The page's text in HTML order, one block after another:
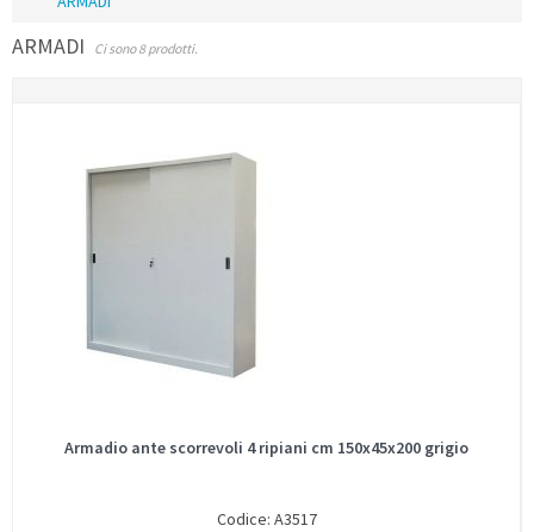
ARMADI Ci sono 8 prodotti.
Armadio ante scorrevoli 4 ripiani cm 150x45x200 grigio
Codice: A3517